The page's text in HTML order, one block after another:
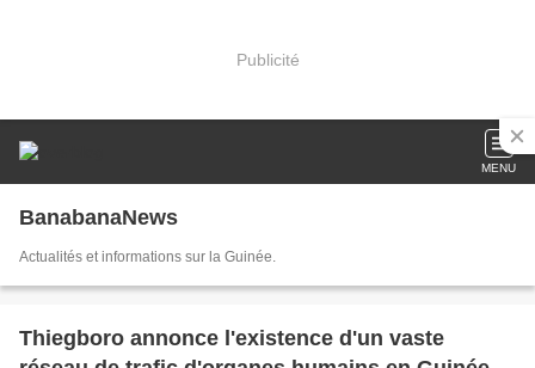
Publicité
MENU
BanabanaNews
Actualités et informations sur la Guinée.
Thiegboro annonce l'existence d'un vaste